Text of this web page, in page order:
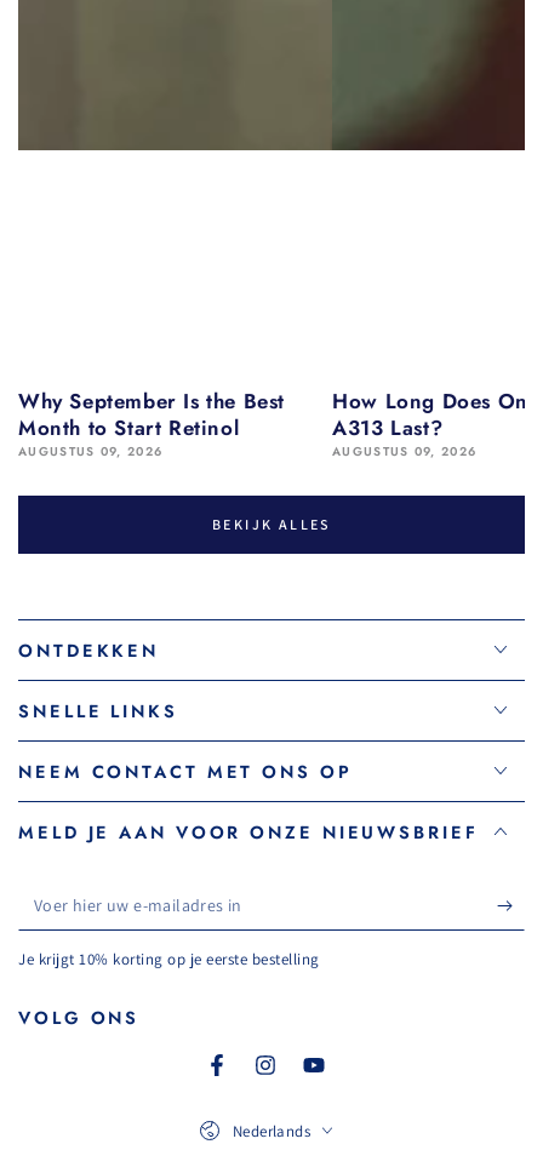
Why September Is the Best
Month to Start Retinol
AUGUSTUS 09, 2026
How Long Does
A313 Last?
AUGUSTUS 09, 2026
BEKIJK ALLES
ONTDEKKEN
SNELLE LINKS
NEEM CONTACT MET ONS OP
MELD JE AAN VOOR ONZE NIEUWSBRIEF
Voer
hier
uw
e-
Je krijgt 10% korting op je eerste bestelling
VOLG ONS
FacebookInstagramYouTube
Nederlands